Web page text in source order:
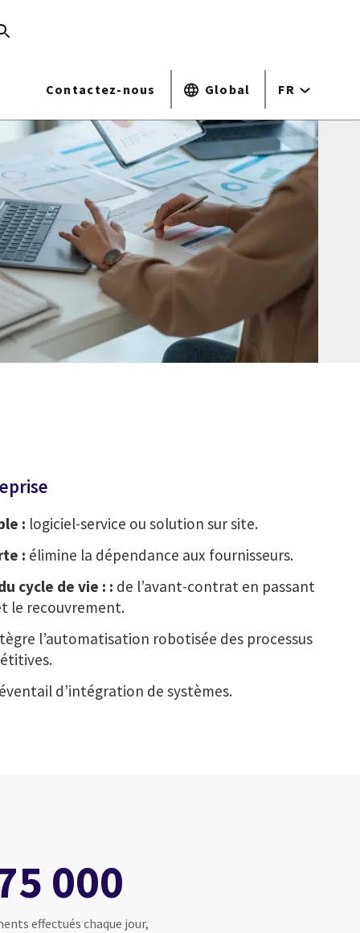
Contactez-nous Global FR
: logiciel-service ou solution sur site.
: élimine la dépendance aux fournisseurs.
cycle de vie : : de l’avant-contrat en passant
le recouvrement.
l’automatisation robotisée des processus
d’intégration de systèmes.
000
effectués chaque jour,